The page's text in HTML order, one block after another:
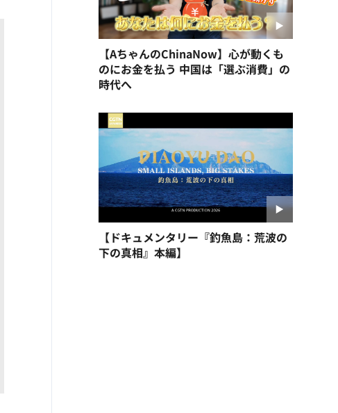
【AちゃんのChinaNow】心が動くも
のにお金を払う 中国は「選ぶ消費」の
時代へ
【ドキュメンタリー『釣魚島：荒波の
下の真相』本編】